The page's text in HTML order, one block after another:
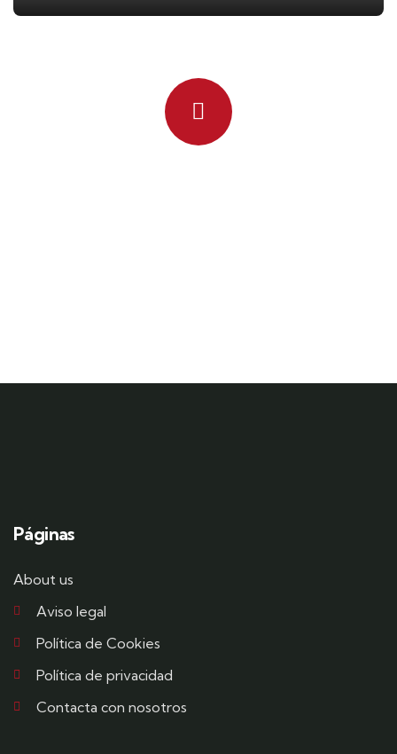
Páginas
About us
Aviso legal
Política de Cookies
Política de privacidad
Contacta con nosotros